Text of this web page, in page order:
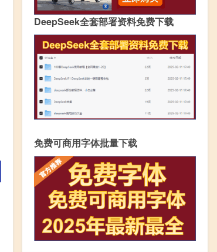
DeepSeek全套部署资料免费下载
免费可商用字体批量下载